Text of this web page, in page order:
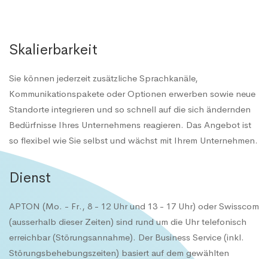
Skalierbarkeit
Sie können jederzeit zusätzliche Sprachkanäle,
Kommunikationspakete oder Optionen erwerben sowie neue
Standorte integrieren und so schnell auf die sich ändernden
Bedürfnisse Ihres Unternehmens reagieren. Das Angebot ist
so flexibel wie Sie selbst und wächst mit Ihrem Unternehmen.
Dienst
APTON (Mo. - Fr., 8 - 12 Uhr und 13 - 17 Uhr) oder Swisscom
(ausserhalb dieser Zeiten) sind rund um die Uhr telefonisch
erreichbar (Störungsannahme). Der Business Service (inkl.
Störungsbehebungszeiten) basiert auf dem gewählten